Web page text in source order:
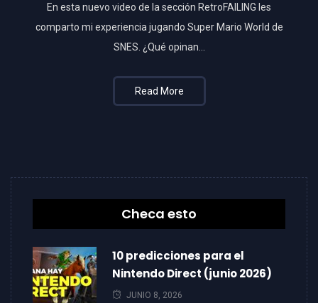
En esta nuevo video de la sección RetroFAILING les
comparto mi experiencia jugando Super Mario World de
SNES. ¿Qué opinan…
Read More
Checa esto
10 predicciones para el
Nintendo Direct (junio 2026)
JUNIO 8, 2026